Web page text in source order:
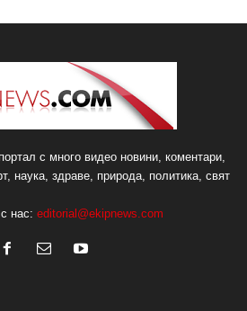
с много видео новини, коментари,
наука, здраве, природа, политика, свят
нас: editorial@ekipnews.com